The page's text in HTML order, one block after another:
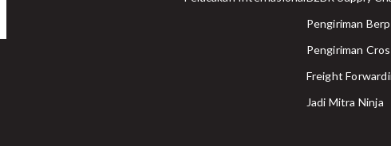
Pengiriman
Pengiriman
Freight
Jadi Mitra Ninja